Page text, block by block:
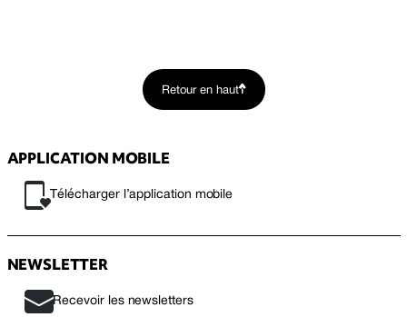
Retour en haut
APPLICATION MOBILE
Télécharger l’application mobile
NEWSLETTER
Recevoir les newsletters